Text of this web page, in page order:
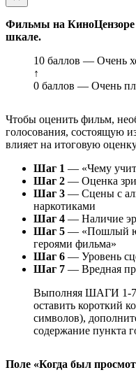
Фильмы на КиноЦензоре
шкале.
10 баллов — Очень
↑
0 баллов — Очень
Чтобы оценить фильм,
голосования, состоящую
влияет на итоговую
Шаг 1 — «Чему
Шаг 2 — Оценка
Шаг 3 — Сцены с
наркотиками
Шаг 4 — Наличие
Шаг 5 — «Пошлый
героями фильма»
Шаг 6 — Уровень
Шаг 7 — Вредная
Выполняя ШАГИ 1-7
оставить короткий
символов),
содержание пункта
Поле «Когда был